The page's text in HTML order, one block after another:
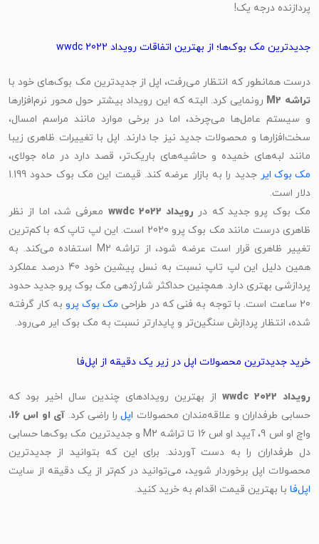
پردازنده درجه یک!
جدیدترین مک بوک‌ها؛ از بهترین اتفاقات رویداد wwdc 2022
درست همانطور که انتظار می‌رفت، اپل از جدیدترین مک بوک‌های خود با
تراشه M2
رونمایی کرد. البته که این رویداد بیشتر حول محور نرم‌افزارها
و سیستم عامل‌ها می‌چرخد، اما در برخی موارد مانند مراسم امسال،
سخت‌افزارها و محصولات جدید نیز جا دارند. اپل با تغییرات ظاهری زیبا
مانند لبه‌های خمیده و حاشیه‌های باریک‌تر، قصد دارد در ماه جولای،
مک بوک ایر
جدید را به بازار عرضه کند. قیمت این مک بوک حدود 1.199
دلار است.
مک بوک پرو جدید که دررویداد wwdc 2022
معرفی شد، اما از نظر
ظاهری درست مانند مک بوک پرو 2020 است. این لپ تاپ که با کم‌ترین
تغییر ظاهری قرار است عرضه شود، از تراشه M2 استفاده می‌کند. به
همین دلیل این لپ تاپ نسبت به نسل پیشین خود 40 درصد عملکرد
پردازشی بهتری دارد. همچنین حداکثر شارژدهی مک بوک پرو جدید حدود
20 ساعت است. با توجه به فنی که در طراحی
مک بوک پروبه کار گرفته
شده، انتظار پردازش سنگین‌تر و پایدارتر نسبت به مک بوک ایر می‌رود.
خرید جدیدترین محصولات اپل در زیر یک دقیقه از اپل‌فا
رویداد wwdc 2022
از بهترین رویدادهای چندین سال اخیر بود که
حسابی طرفداران و علاقه‌مندان محصولاتاپلرا راضی کرد.آی او اس 16 ،
واچ او اس 9، آیپد او اس 16 تا تراشه M2 و جدیدترین مک بوک‌ها حسابی
دل طرفداران را به دست آوردند. برای این که بتوانید از جدیدترین
محصولات اپل برخوردار شوید، می‌توانید در کم‌تر از یک دقیقه از سایت
اپل‌فابا بهترین قیمت اقدام به خرید کنید.